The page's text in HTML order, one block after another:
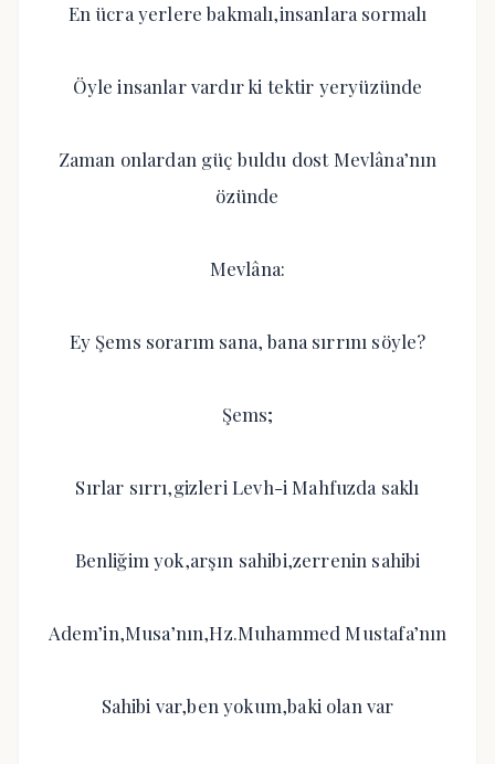
En ücra yerlere bakmalı,insanlara sormalı
Öyle insanlar vardır ki tektir yeryüzünde
Zaman onlardan güç buldu dost Mevlâna’nın
özünde
Mevlâna:
Ey Şems sorarım sana, bana sırrını söyle?
Şems;
Sırlar sırrı,gizleri Levh-i Mahfuzda saklı
Benliğim yok,arşın sahibi,zerrenin sahibi
Adem’in,Musa’nın,Hz.Muhammed Mustafa’nın
Sahibi var,ben yokum,baki olan var